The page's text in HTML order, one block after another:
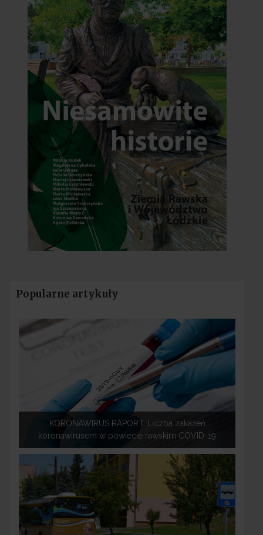
Popularne artykuły
KORONAWIRUS RAPORT: Liczba zakażeń
koronawirusem w powiecie rawskim COVID-19